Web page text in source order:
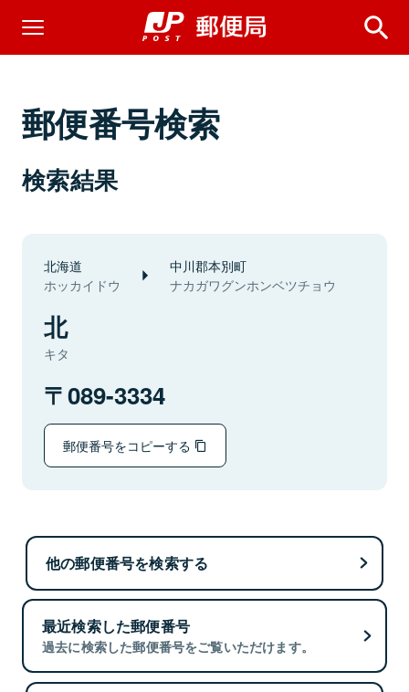
郵便番号検索
検索結果
北海道
ホッカイドウ
中川郡本別町
ナカガワグンホンベツチョウ
北
キタ
089-3334
郵便番号をコピーする
他の郵便番号を検索する
最近検索した郵便番号
過去に検索した郵便番号をご覧いただけます。